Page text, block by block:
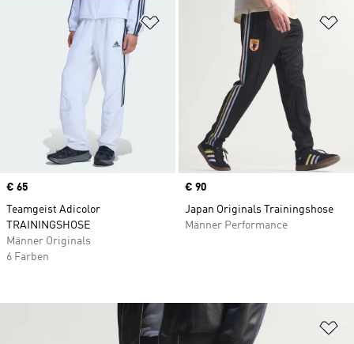
Zur Wunschliste hinzufügen
Price
€ 65
Teamgeist Adicolor
TRAININGSHOSE
Männer Originals
6 Farben
Price
€ 90
Japan Originals Trainingshose
Männer Performance